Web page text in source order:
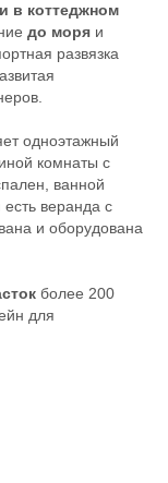
в коттеджном
до моря и
развязка
одноэтажный
комнаты с
ванной
веранда с
и оборудована
более 200
для